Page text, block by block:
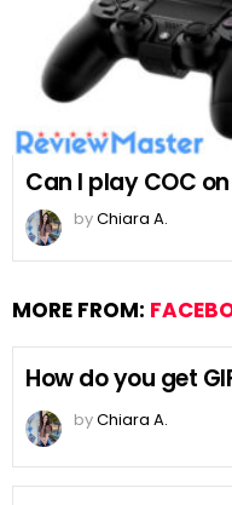
Can I play COC
byChiara A.
MORE FROM:
How do you get
byChiara A.